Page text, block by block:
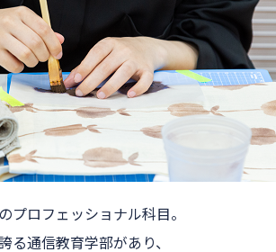
ロフェッショナル科目。
通信教育学部があり、